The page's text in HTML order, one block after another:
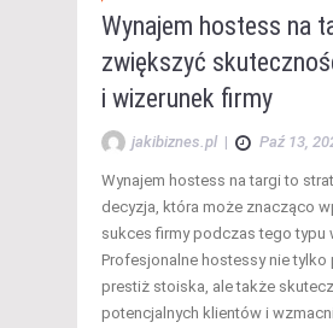
Wynajem hostess na
zwiększyć
i wizerunek firmy
jakibiznes.pl | Paź 13,
Wynajem hostess na targi to
decyzja, która może znacząco
sukces firmy podczas tego typu
Profesjonalne hostessy nie tylko
prestiż stoiska, ale także
potencjalnych klientów i